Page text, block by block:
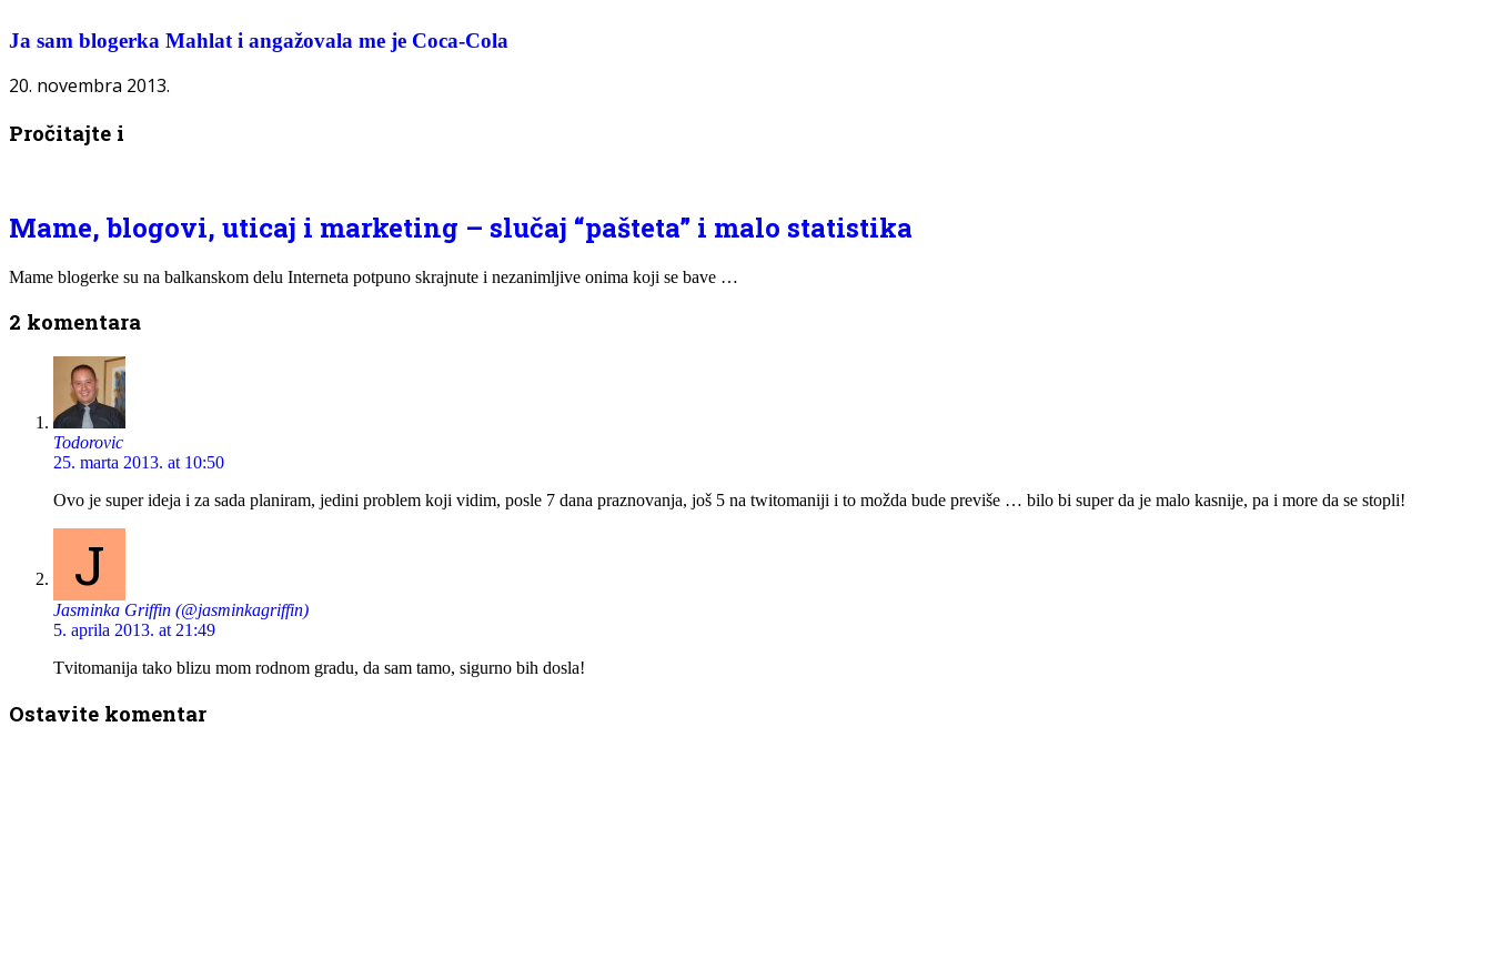
Ja sam blogerka Mahlat i angažovala me je Coca-Cola
20. novembra 2013.
Pročitajte i
Mame, blogovi, uticaj i marketing – slučaj “pašteta” i malo statistika
Mame blogerke su na balkanskom delu Interneta potpuno skrajnute i nezanimljive onima koji se bave …
2 komentara
Todorovic
25. marta 2013. at 10:50
Ovo je super ideja i za sada planiram, jedini problem koji vidim, posle 7 dana praznovanja, još 5 na twitomaniji i to možda bude previše … bilo bi super da je malo kasnije, pa i more da se stopli!
J
Jasminka Griffin (@jasminkagriffin)
5. aprila 2013. at 21:49
Tvitomanija tako blizu mom rodnom gradu, da sam tamo, sigurno bih dosla!
Ostavite komentar